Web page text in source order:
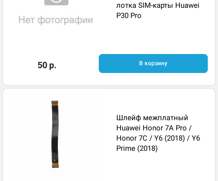
лотка SIM-карты Huawei
P30 Pro
50 р. В корзину
Шлейф межплатный
Huawei Honor 7A Pro /
Honor 7C / Y6 (2018) / Y6
Prime (2018)